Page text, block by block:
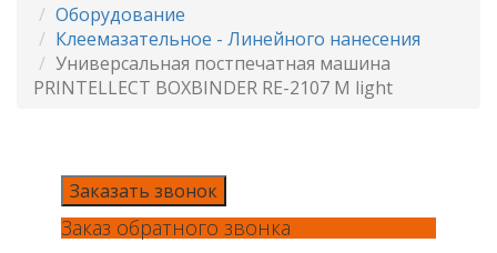
Оборудование
Клеемазательное - Линейного нанесения
Универсальная постпечатная машина
PRINTELLECT BOXBINDER RE-2107 М light
Заказать звонок
Заказ обратного звонка